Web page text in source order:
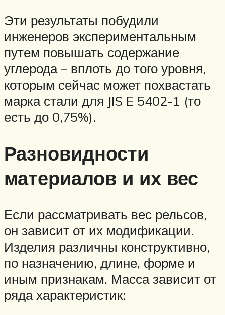
Эти результаты побудили
инженеров экспериментальным
путем повышать содержание
углерода – вплоть до того уровня,
которым сейчас может похвастать
марка стали для JIS E 5402-1 (то
есть до 0,75%).
Разновидности
материалов и их вес
Если рассматривать вес рельсов,
он зависит от их модификации.
Изделия различны конструктивно,
по назначению, длине, форме и
иным признакам. Масса зависит от
ряда характеристик: